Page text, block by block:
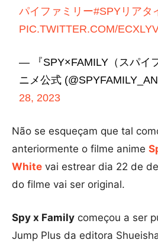
パイファミリー#SPYリアタ
PIC.TWITTER.COM/
— 『SPY×FAMILY（スパイ
ニメ公式
28, 2023
Não se esqueçam que tal
anteriormente o filme anime
White vai estrear dia 22 de
do filme vai ser original.
Spy x Family começou a ser
Jump Plus da editora